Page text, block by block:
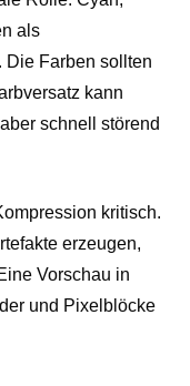
als
Die Farben sollten
kann
schnell störend
kritisch.
erzeugen,
Vorschau in
und Pixelblöcke